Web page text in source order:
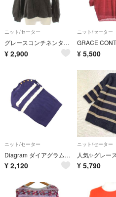
ニット/セーター
グレースコンチネンタル ニット 長袖 フリル バルーンスリーブ 36 グレー
¥ 2,900
ニット/セーター
¥ 5,500
ニット/セーター
Diagram ダイアグラム グレースコンチネンタル フレンチスリーブ 透かし編み ニット セーター size36/紺 ■◆ レディース
¥ 2,120
ニット/セーター
¥ 5,790